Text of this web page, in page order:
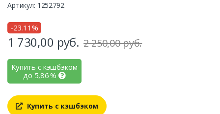
Артикул: 1252792
-23.11%
1 730,00 руб. 2 250,00 руб.
Купить с кэшбэком
до 5,86%
Купить с кэшбэком